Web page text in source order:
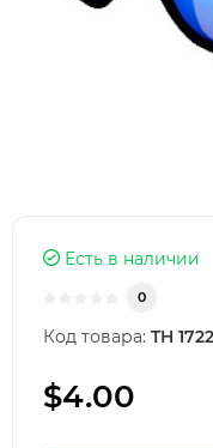
Есть в наличии
0
Код товара: TH
$4.00